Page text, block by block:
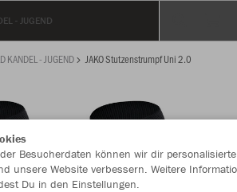
- JUGEND
KANDEL - JUGEND JAKO Stutzenstrumpf Uni 2.0
Besucherdaten können wir dir personalisierte
unsere Website verbessern. Weitere
Du in den Einstellungen.